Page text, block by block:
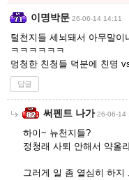
이명박문 26-06-14 14:11
털천지들 세뇌돼서 아무말이
ㅋㅋㅋㅋㅋㅋ
멍청한 친청들 덕분에 친명
답글
써펜트 나가 26-06-14
하이~ 뉴천지들?
정청래 사퇴 안해서 약올
그러게 일 좀 열심히 하지